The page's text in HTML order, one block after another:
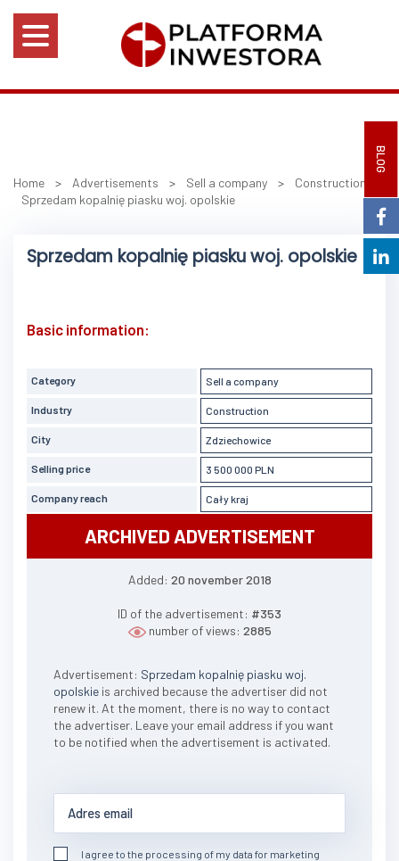
BLOG
Home > Advertisements > Sell a company > Construction
Sprzedam kopalnię piasku woj. opolskie
Sprzedam kopalnię piasku woj. opolskie
Basic information:
Category Sell a company
Industry Construction
City Zdziechowice
Selling price 3 500 000 PLN
Company reach Cały kraj
ARCHIVED ADVERTISEMENT
Added: 20 november 2018
ID of the advertisement: #353
number of views: 2885
Advertisement: Sprzedam kopalnię piasku woj.
opolskie is archived because the advertiser did not
renew it. At the moment, there is no way to contact
the advertiser. Leave your email address if you want
to be notified when the advertisement is activated.
I agree to the processing of my data for marketing